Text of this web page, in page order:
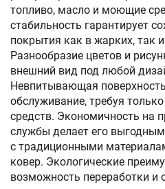
топливо, масло и моющие
стабильность гарантирует
покрытия как в жарких, так
Разнообразие цветов и
внешний вид под любой
Невпитывающая
обслуживание, требуя
средств. Экономичность на
службы делает его
с традиционными
ковер. Экологические
возможность переработки и